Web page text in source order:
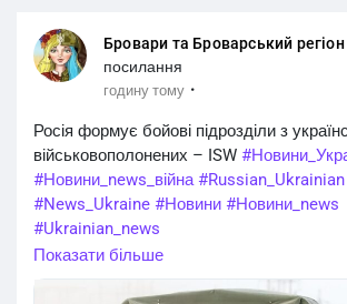
Бровари та Броварський регіон
посилання
годину тому ·
Росія формує бойові підрозділи з
військовополонених – ISW
#Новини_news_війна #Russian_Ukrainian
#News_Ukraine #Новини #Новини_news
#Ukrainian_news
#жертви_війниhttps://brovaryregion.in.ua/
Показати більше